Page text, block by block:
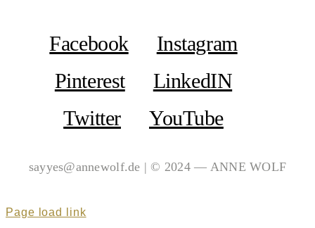
Facebook
Instagram
Pinterest
LinkedIN
Twitter
YouTube
sayyes@annewolf.de | © 2024 — ANNE WOLF
Page load link